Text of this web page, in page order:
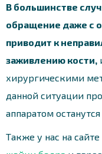
В большинстве
обращение даже с
приводит к
заживлению кости,
хирургическими
данной ситуации
аппаратом
Также у нас на